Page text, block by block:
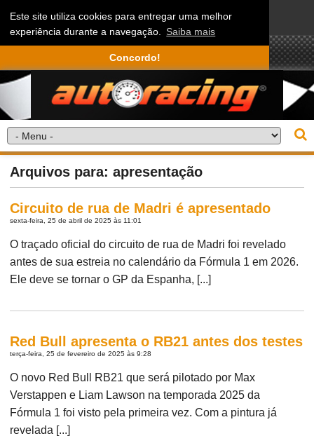
Este site utiliza cookies para entregar uma melhor
experiência durante a navegação. Saiba mais
Concordo!
Arquivos para: apresentação
Circuito de rua de Madri é apresentado
sexta-feira, 25 de abril de 2025 às 11:01
O traçado oficial do circuito de rua de Madri foi revelado
antes de sua estreia no calendário da Fórmula 1 em 2026.
Ele deve se tornar o GP da Espanha, [...]
Red Bull apresenta o RB21 antes dos testes
terça-feira, 25 de fevereiro de 2025 às 9:28
O novo Red Bull RB21 que será pilotado por Max
Verstappen e Liam Lawson na temporada 2025 da
Fórmula 1 foi visto pela primeira vez. Com a pintura já
revelada [...]